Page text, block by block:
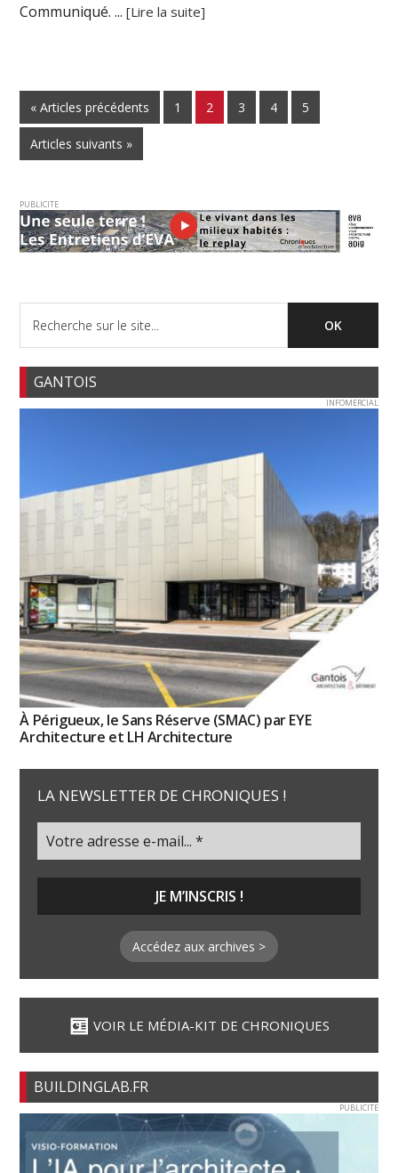
Communiqué. ...[Lire la suite]
« Articles précédents 1 2 3 4 5
Articles suivants »
PUBLICITE
GANTOIS
INFOMERCIAL
À Périgueux, le Sans Réserve (SMAC) par EYE
Architecture et LH Architecture
LA NEWSLETTER DE CHRONIQUES !
Accédez aux archives >
VOIR LE MÉDIA-KIT DE CHRONIQUES
BUILDINGLAB.FR
PUBLICITE